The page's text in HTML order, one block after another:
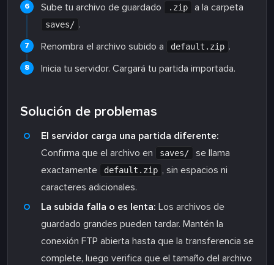
Sube tu archivo de guardado
.zip a la carpeta
saves/ .
Renombra el archivo subido a
default.zip .
Inicia tu servidor. Cargará tu partida importada.
Solución de problemas
El servidor carga una partida diferente:
Confirma que el archivo en
saves/
se llama
exactamente
default.zip , sin espacios ni
caracteres adicionales.
La subida falla o es lenta: Los archivos de
guardado grandes pueden tardar. Mantén la
conexión FTP abierta hasta que la transferencia se
complete, luego verifica que el tamaño del archivo